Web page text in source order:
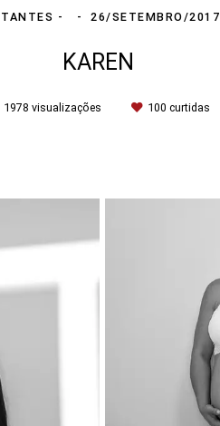
26/SETEMBRO/2017
KAREN
1978 visualizações 100 curtidas